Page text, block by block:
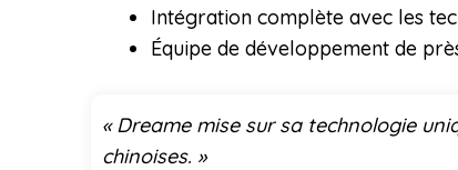
Intégration complète avec les
Équipe de développement de
« Dreame mise sur sa technologie
chinoises. »